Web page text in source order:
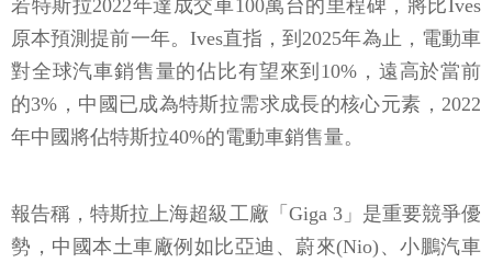
若特斯拉2022年達成交車100萬台的里程碑，將比Ives
原本預測提前一年。Ives直指，到2025年為止，電動車
對全球汽車銷售量的佔比有望來到10%，遠高於當前
的3%，中國已成為特斯拉需求成長的核心元素，2022
年中國將佔特斯拉40%的電動車銷售量。
報告稱，特斯拉上海超級工廠「Giga 3」是重要競爭優
勢，中國本土車廠例如比亞迪、蔚來(Nio)、小鵬汽車